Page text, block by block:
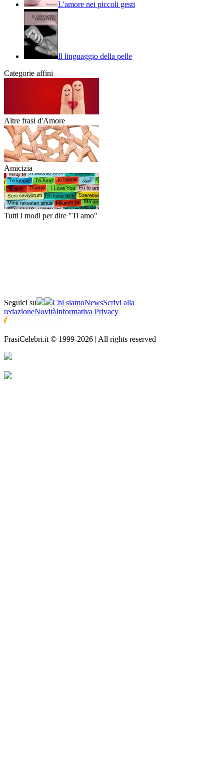
L'amore nei piccoli gesti
Il linguaggio della pelle
Categorie affini
Altre frasi d'Amore
Amicizia
Tutti i modi per dire "Ti amo"
Seguici su Chi siamoNewsScrivi alla
redazioneNovitàInformativa Privacy
FrasiCelebri.it © 1999-2026 | All rights reserved